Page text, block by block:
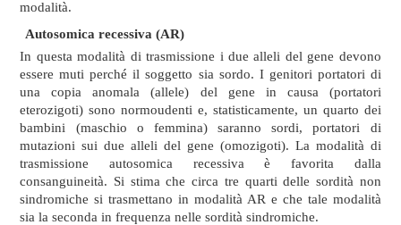
modalità.
Autosomica recessiva (AR)
In questa modalità di trasmissione i due alleli del gene devono
essere muti perché il soggetto sia sordo. I genitori portatori di
una copia anomala (allele) del gene in causa (portatori
eterozigoti) sono normoudenti e, statisticamente, un quarto dei
bambini (maschio o femmina) saranno sordi, portatori di
mutazioni sui due alleli del gene (omozigoti). La modalità di
trasmissione autosomica recessiva è favorita dalla
consanguineità. Si stima che circa tre quarti delle sordità non
sindromiche si trasmettano in modalità AR e che tale modalità
sia la seconda in frequenza nelle sordità sindromiche.